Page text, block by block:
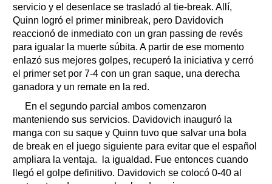
servicio y el desenlace se trasladó al tie-break. Allí,
Quinn logró el primer minibreak, pero Davidovich
reaccionó de inmediato con un gran passing de revés
para igualar la muerte súbita. A partir de ese momento
enlazó sus mejores golpes, recuperó la iniciativa y cerró
el primer set por 7-4 con un gran saque, una derecha
ganadora y un remate en la red.
En el segundo parcial ambos comenzaron
manteniendo sus servicios. Davidovich inauguró la
manga con su saque y Quinn tuvo que salvar una bola
de break en el juego siguiente para evitar que el español
ampliara la ventaja. la igualdad. Fue entonces cuando
llegó el golpe definitivo. Davidovich se colocó 0-40 al